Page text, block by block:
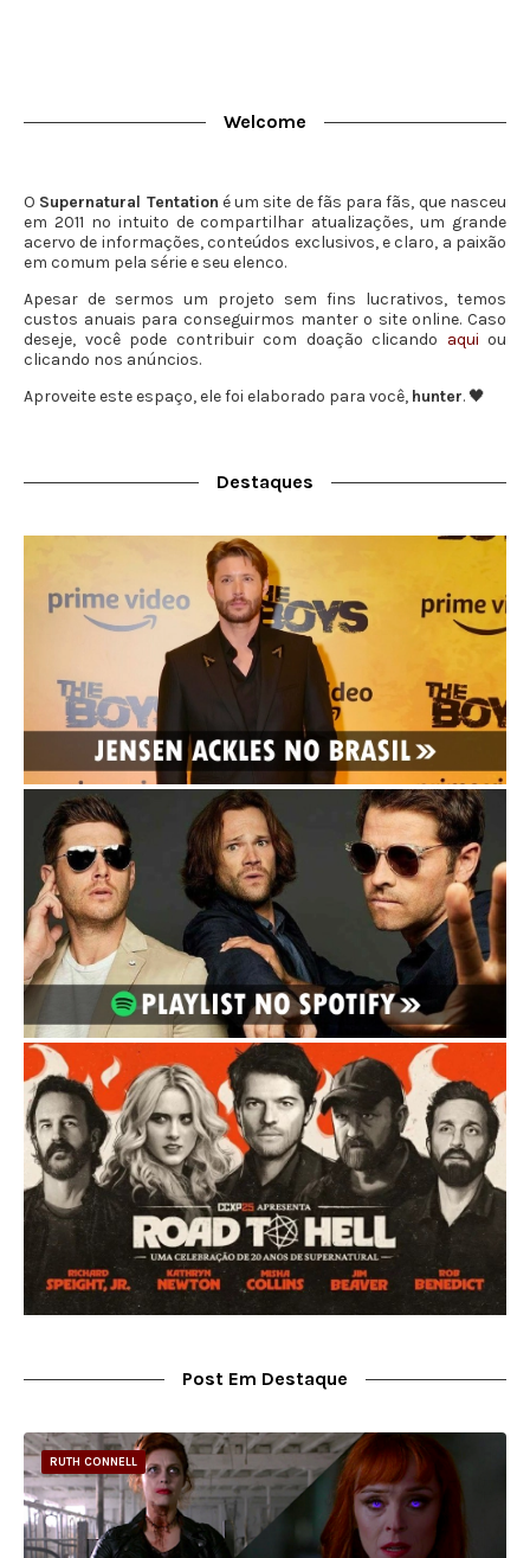
Welcome
O Supernatural Tentation é um site de fãs para fãs, que nasceu
em 2011 no intuito de compartilhar atualizações, um grande
acervo de informações, conteúdos exclusivos, e claro, a paixão
em comum pela série e seu elenco.
Apesar de sermos um projeto sem fins lucrativos, temos
custos anuais para conseguirmos manter o site online. Caso
deseje, você pode contribuir com doação clicando aqui ou
clicando nos anúncios.
Aproveite este espaço, ele foi elaborado para você, hunter. 🖤
Destaques
Post Em Destaque
RUTH CONNELL